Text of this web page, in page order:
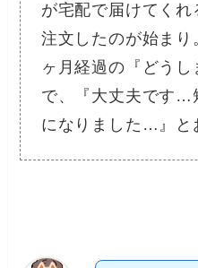
が宅配で届けてく
注文したのが始ま
ヶ月経過の『どう
で、『大丈夫です…
になりました…』と